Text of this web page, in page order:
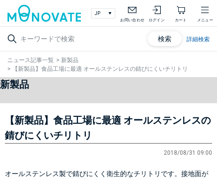
お問い合わせ ログイン カート メニュー
検索 詳細検索
ニュース記事一覧 > 新製品
>
【新製品】食品工場に最適 オールステンレスの錆びにくいチリトリ
新製品
【新製品】食品工場に最適 オールステンレスの
錆びにくいチリトリ
2018/08/31 09:00
オールステンレス製で錆びにくく衛生的なチリトリです。接地面が